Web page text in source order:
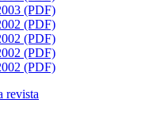
(PDF)
(PDF)
(PDF)
(PDF)
(PDF)